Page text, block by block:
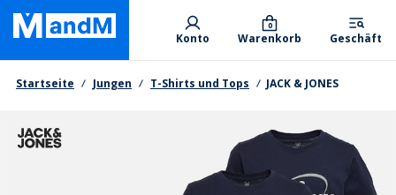
Skip
main
content
Primary departments
Konto Warenkorb
0
Geschäft
Brotkrumen
Startseite Jungen T-Shirts und Tops JACK & JONES